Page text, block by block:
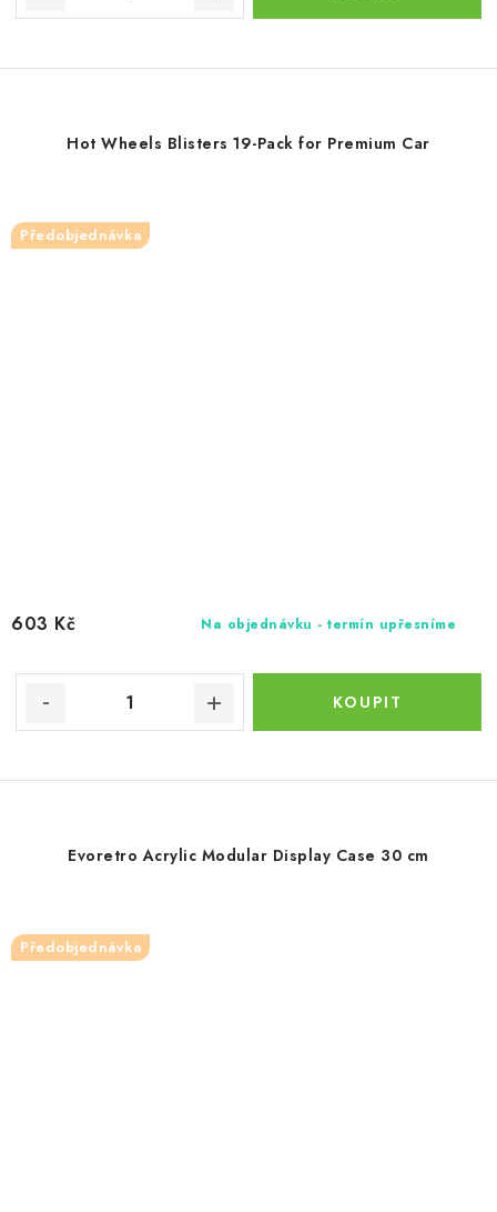
Hot Wheels Blisters 19-Pack for Premium Car
Předobjednávka
Na objednávku - termín upřesníme
603 Kč
Evoretro Acrylic Modular Display Case 30 cm
Předobjednávka